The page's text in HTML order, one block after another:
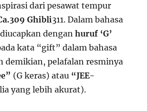
dari pesawat tempur
Ghibli311. Dalam bahasa
denganhuruf ‘G’
kata “gift” dalam bahasa
demikian, pelafalan resminya
(G keras) atau “JEE-
yang lebih akurat).